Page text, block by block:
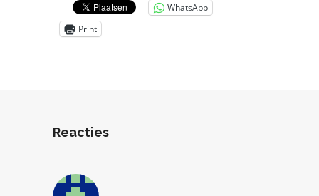
WhatsApp
Print
Reacties